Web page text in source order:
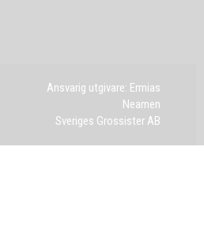
Ansvarig utgivare: Ermias
Neamen
Sveriges Grossister AB